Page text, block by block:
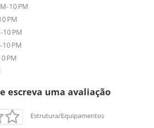
10 PM
PM
PM
PM
PM
escreva uma avaliação
Estrutura/Equipamentos